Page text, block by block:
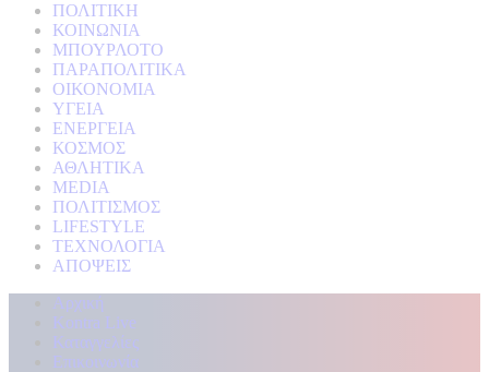
ΠΟΛΙΤΙΚΗ
ΚΟΙΝΩΝΙΑ
ΜΠΟΥΡΛΟΤΟ
ΠΑΡΑΠΟΛΙΤΙΚΑ
ΟΙΚΟΝΟΜΙΑ
ΥΓΕΙΑ
ΕΝΕΡΓΕΙΑ
ΚΟΣΜΟΣ
ΑΘΛΗΤΙΚΑ
MEDIA
ΠΟΛΙΤΙΣΜΟΣ
LIFESTYLE
ΤΕΧΝΟΛΟΓΙΑ
ΑΠΟΨΕΙΣ
Αρχική
Kontra Live
Καταγγελίες
Επικοινωνία